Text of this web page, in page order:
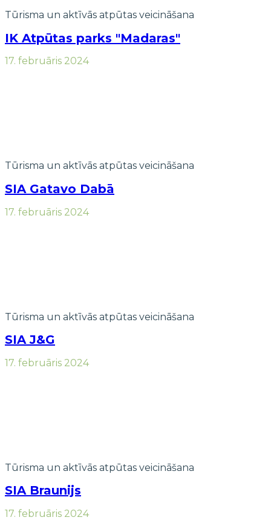
Tūrisma un aktīvās atpūtas veicināšana
IK Atpūtas parks "Madaras"
17. februāris 2024
Tūrisma un aktīvās atpūtas veicināšana
SIA Gatavo Dabā
17. februāris 2024
Tūrisma un aktīvās atpūtas veicināšana
SIA J&G
17. februāris 2024
Tūrisma un aktīvās atpūtas veicināšana
SIA Braunijs
17. februāris 2024